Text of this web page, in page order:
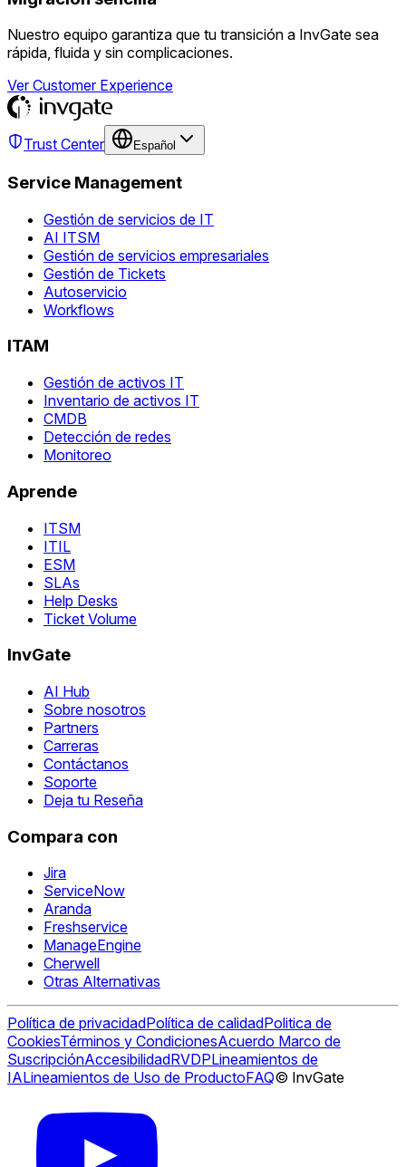
Nuestro equipo garantiza que tu transición a InvGate sea
rápida, fluida y sin complicaciones.
Ver Customer Experience
Trust Center Español
Service Management
Gestión de servicios de IT
AI ITSM
Gestión de servicios empresariales
Gestión de Tickets
Autoservicio
Workflows
ITAM
Gestión de activos IT
Inventario de activos IT
CMDB
Detección de redes
Monitoreo
Aprende
ITSM
ITIL
ESM
SLAs
Help Desks
Ticket Volume
InvGate
AI Hub
Sobre nosotros
Partners
Carreras
Contáctanos
Soporte
Deja tu Reseña
Compara con
Jira
ServiceNow
Aranda
Freshservice
ManageEngine
Cherwell
Otras Alternativas
Política de privacidadPolítica de calidadPolitica de
CookiesTérminos y CondicionesAcuerdo Marco de
SuscripciónAccesibilidadRVDPLineamientos de
IALineamientos de Uso de ProductoFAQ© InvGate